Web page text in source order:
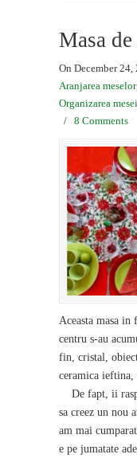
Masa
On December 24,
Aranjarea meselor,
Organizarea mesei
/ 8 Comments
Aceasta masa
centru s-au
fin, cristal,
ceramica ieftina,
De fapt, ii
sa creez un nou
am mai
e pe jumatate